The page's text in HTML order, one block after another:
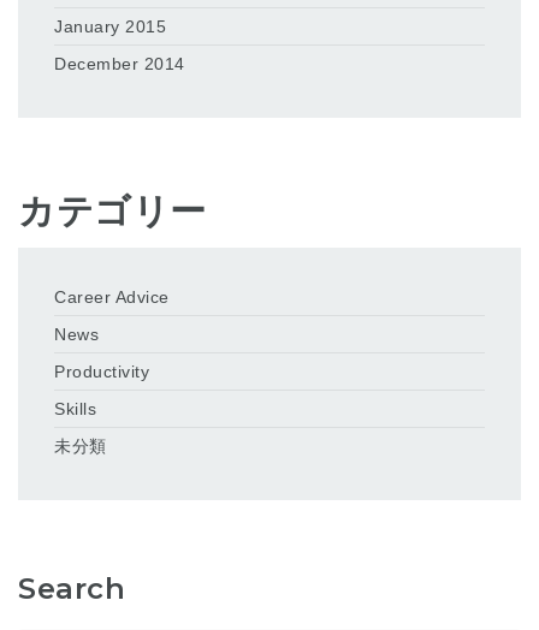
January 2015
December 2014
カテゴリー
Career Advice
News
Productivity
Skills
未分類
Search